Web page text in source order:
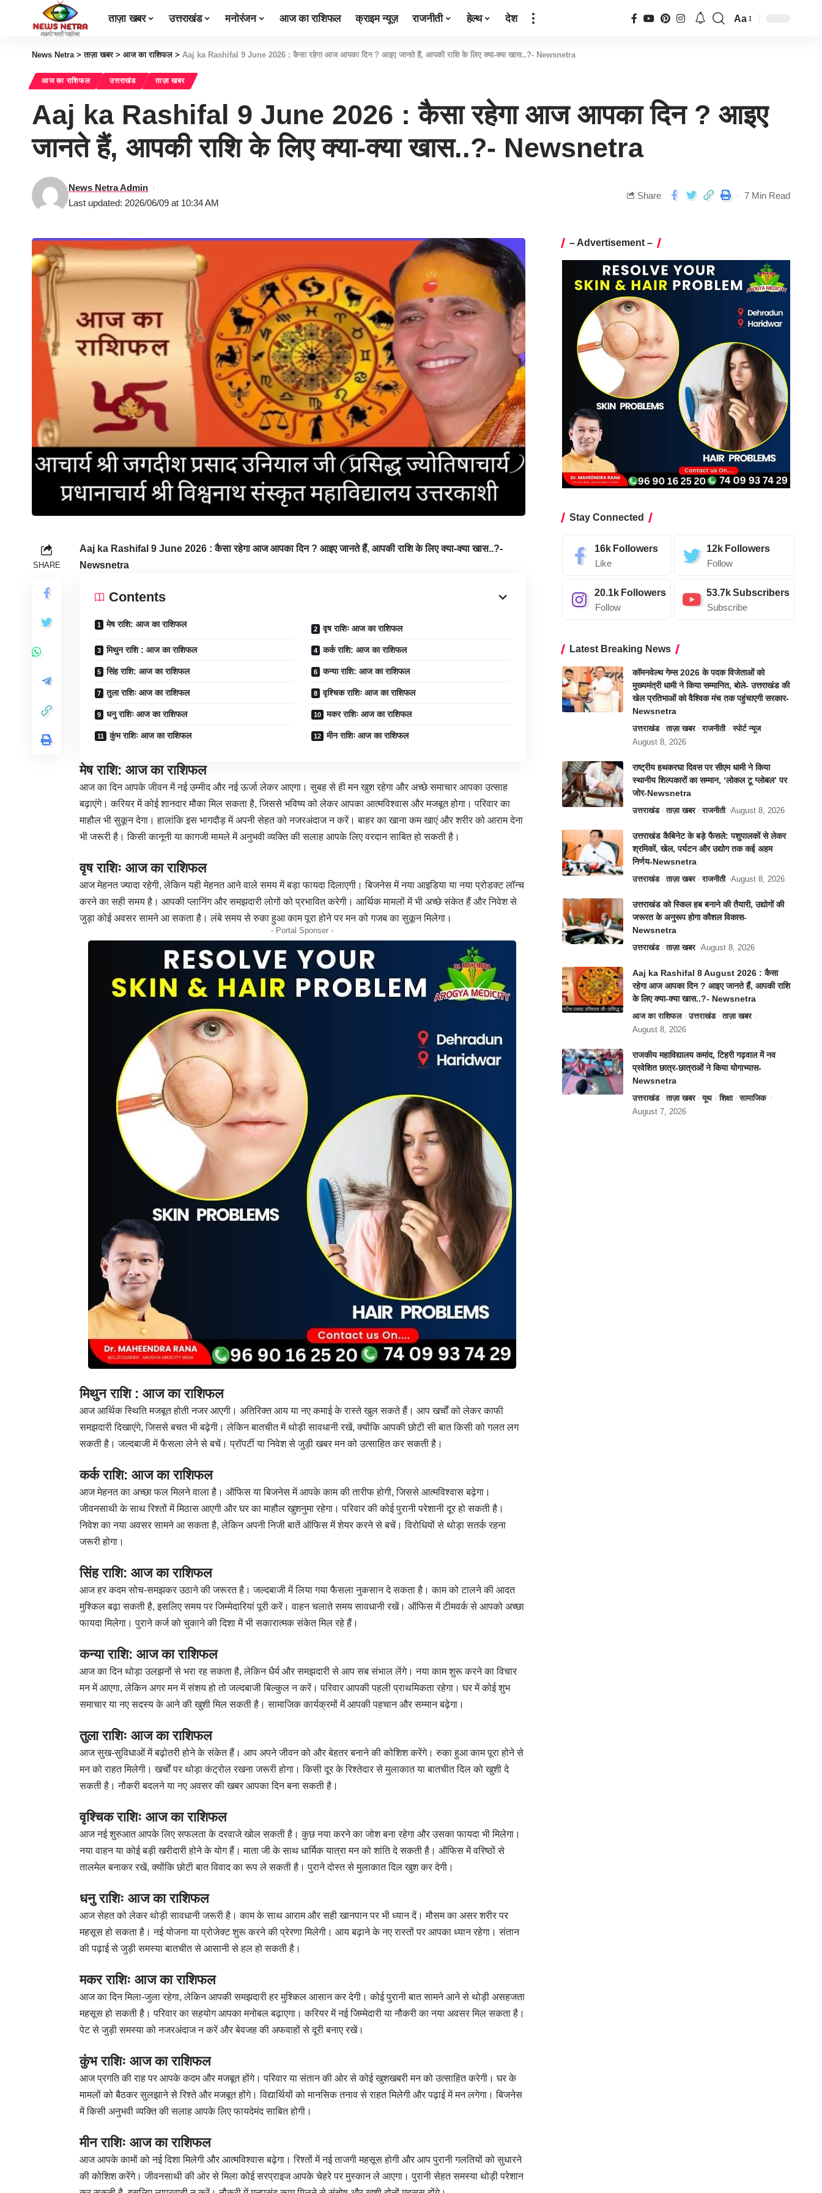
ताज़ा खबर उत्तराखंड मनोरंजन आज का राशिफल क्राइम न्यूज़ राजनीती हेल्थ देश Aa
News Netra>ताज़ा खबर> आज का राशिफल> Aaj ka Rashifal 9 June 2026 : कैसा रहेगा आज आपका दिन ? आइए जानते हैं, आपकी राशि के लिए क्या-क्या खास..?- Newsnetra
आज का राशिफल उत्तराखंड ताज़ा खबर
Aaj ka Rashifal 9 June 2026 : कैसा रहेगा आज आपका दिन ? आइए
जानते हैं, आपकी राशि के लिए क्या-क्या खास..?- Newsnetra
Last updated: 2026/06/09 at 10:34 AM
News Netra Admin
Share 7 Min Read
SHARE
Aaj ka Rashifal 9 June 2026 : कैसा रहेगा आज आपका दिन ? आइए जानते हैं, आपकी राशि के लिए क्या-क्या खास..?-
Newsnetra
Contents
मेष राशि: आज का राशिफल वृष राशिः आज का राशिफल
मिथुन राशि : आज का राशिफल कर्क राशि: आज का राशिफल
सिंह राशि: आज का राशिफल कन्या राशि: आज का राशिफल
तुला राशिः आज का राशिफल वृश्चिक राशिः आज का राशिफल
धनु राशिः आज का राशिफल मकर राशिः आज का राशिफल
कुंभ राशिः आज का राशिफल मीन राशिः आज का राशिफल
मेष राशि: आज का राशिफल
आज का दिन आपके जीवन में नई उम्मीद और नई ऊर्जा लेकर आएगा। सुबह से ही मन खुश रहेगा और अच्छे समाचार आपका उत्साह
बढ़ाएंगे। करियर में कोई शानदार मौका मिल सकता है, जिससे भविष्य को लेकर आपका आत्मविश्वास और मजबूत होगा। परिवार का
माहौल भी सुकून देगा। हालांकि इस भागदौड़ में अपनी सेहत को नजरअंदाज न करें। बाहर का खाना कम खाएं और शरीर को आराम देना
भी जरूरी है। किसी कानूनी या कागजी मामले में अनुभवी व्यक्ति की सलाह आपके लिए वरदान साबित हो सकती है।
वृष राशिः आज का राशिफल
आज मेहनत ज्यादा रहेगी, लेकिन यही मेहनत आने वाले समय में बड़ा फायदा दिलाएगी। बिजनेस में नया आइडिया या नया प्रोडक्ट लॉन्च
करने का सही समय है। आपकी प्लानिंग और समझदारी लोगों को प्रभावित करेगी। आर्थिक मामलों में भी अच्छे संकेत हैं और निवेश से
जुड़ा कोई अवसर सामने आ सकता है। लंबे समय से रुका हुआ काम पूरा होने पर मन को गजब का सुकून मिलेगा।
- Portal Sponser -
मिथुन राशि : आज का राशिफल
आज आर्थिक स्थिति मजबूत होती नजर आएगी। अतिरिक्त आय या नए कमाई के रास्ते खुल सकते हैं। आप खर्चों को लेकर काफी
समझदारी दिखाएंगे, जिससे बचत भी बढ़ेगी। लेकिन बातचीत में थोड़ी सावधानी रखें, क्योंकि आपकी छोटी सी बात किसी को गलत लग
सकती है। जल्दबाजी में फैसला लेने से बचें। प्रॉपर्टी या निवेश से जुड़ी खबर मन को उत्साहित कर सकती है।
कर्क राशि: आज का राशिफल
आज मेहनत का अच्छा फल मिलने वाला है। ऑफिस या बिजनेस में आपके काम की तारीफ होगी, जिससे आत्मविश्वास बढ़ेगा।
जीवनसाथी के साथ रिश्तों में मिठास आएगी और घर का माहौल खुशनुमा रहेगा। परिवार की कोई पुरानी परेशानी दूर हो सकती है।
निवेश का नया अवसर सामने आ सकता है, लेकिन अपनी निजी बातें ऑफिस में शेयर करने से बचें। विरोधियों से थोड़ा सतर्क रहना
जरूरी होगा।
सिंह राशि: आज का राशिफल
आज हर कदम सोच-समझकर उठाने की जरूरत है। जल्दबाजी में लिया गया फैसला नुकसान दे सकता है। काम को टालने की आदत
मुश्किल बढ़ा सकती है, इसलिए समय पर जिम्मेदारियां पूरी करें। वाहन चलाते समय सावधानी रखें। ऑफिस में टीमवर्क से आपको अच्छा
फायदा मिलेगा। पुराने कर्ज को चुकाने की दिशा में भी सकारात्मक संकेत मिल रहे हैं।
कन्या राशि: आज का राशिफल
आज का दिन थोड़ा उलझनों से भरा रह सकता है, लेकिन धैर्य और समझदारी से आप सब संभाल लेंगे। नया काम शुरू करने का विचार
मन में आएगा, लेकिन अगर मन में संशय हो तो जल्दबाजी बिल्कुल न करें। परिवार आपकी पहली प्राथमिकता रहेगा। घर में कोई शुभ
समाचार या नए सदस्य के आने की खुशी मिल सकती है। सामाजिक कार्यक्रमों में आपकी पहचान और सम्मान बढ़ेगा।
तुला राशिः आज का राशिफल
आज सुख-सुविधाओं में बढ़ोतरी होने के संकेत हैं। आप अपने जीवन को और बेहतर बनाने की कोशिश करेंगे। रुका हुआ काम पूरा होने से
मन को राहत मिलेगी। खर्चों पर थोड़ा कंट्रोल रखना जरूरी होगा। किसी दूर के रिश्तेदार से मुलाकात या बातचीत दिल को खुशी दे
सकती है। नौकरी बदलने या नए अवसर की खबर आपका दिन बना सकती है।
वृश्चिक राशिः आज का राशिफल
आज नई शुरुआत आपके लिए सफलता के दरवाजे खोल सकती है। कुछ नया करने का जोश बना रहेगा और उसका फायदा भी मिलेगा।
नया वाहन या कोई बड़ी खरीदारी होने के योग हैं। माता जी के साथ धार्मिक यात्रा मन को शांति दे सकती है। ऑफिस में वरिष्ठों से
तालमेल बनाकर रखें, क्योंकि छोटी बात विवाद का रूप ले सकती है। पुराने दोस्त से मुलाकात दिल खुश कर देगी।
धनु राशिः आज का राशिफल
आज सेहत को लेकर थोड़ी सावधानी जरूरी है। काम के साथ आराम और सही खानपान पर भी ध्यान दें। मौसम का असर शरीर पर
महसूस हो सकता है। नई योजना या प्रोजेक्ट शुरू करने की प्रेरणा मिलेगी। आय बढ़ाने के नए रास्तों पर आपका ध्यान रहेगा। संतान
की पढ़ाई से जुड़ी समस्या बातचीत से आसानी से हल हो सकती है।
मकर राशिः आज का राशिफल
आज का दिन मिला-जुला रहेगा, लेकिन आपकी समझदारी हर मुश्किल आसान कर देगी। कोई पुरानी बात सामने आने से थोड़ी असहजता
महसूस हो सकती है। परिवार का सहयोग आपका मनोबल बढ़ाएगा। करियर में नई जिम्मेदारी या नौकरी का नया अवसर मिल सकता है।
पेट से जुड़ी समस्या को नजरअंदाज न करें और बेवजह की अफवाहों से दूरी बनाए रखें।
कुंभ राशिः आज का राशिफल
आज प्रगति की राह पर आपके कदम और मजबूत होंगे। परिवार या संतान की ओर से कोई खुशखबरी मन को उत्साहित करेगी। घर के
मामलों को बैठकर सुलझाने से रिश्ते और मजबूत होंगे। विद्यार्थियों को मानसिक तनाव से राहत मिलेगी और पढ़ाई में मन लगेगा। बिजनेस
में किसी अनुभवी व्यक्ति की सलाह आपके लिए फायदेमंद साबित होगी।
मीन राशिः आज का राशिफल
आज आपके कामों को नई दिशा मिलेगी और आत्मविश्वास बढ़ेगा। रिश्तों में नई ताजगी महसूस होगी और आप पुरानी गलतियों को सुधारने
की कोशिश करेंगे। जीवनसाथी की ओर से मिला कोई सरप्राइज आपके चेहरे पर मुस्कान ले आएगा। पुरानी सेहत समस्या थोड़ी परेशान
– Advertisement –
Stay Connected
16k Followers
Like
12k Followers
Follow
20.1k Followers
Follow
53.7kSubscribers
Subscribe
Latest Breaking News
कॉमनवेल्थ गेम्स 2026 के पदक विजेताओं को
मुख्यमंत्री धामी ने किया सम्मानित, बोले- उत्तराखंड की
खेल प्रतिभाओं को वैश्विक मंच तक पहुंचाएगी सरकार-
Newsnetra
उत्तराखंड ताज़ा खबर राजनीती
स्पोर्ट न्यूज
August 8, 2026
राष्ट्रीय हथकरघा दिवस पर सीएम धामी ने किया
स्थानीय शिल्पकारों का सम्मान, ‘लोकल टू ग्लोबल’ पर
जोर-Newsnetra
उत्तराखंड ताज़ा खबर राजनीती August 8, 2026
उत्तराखंड कैबिनेट के बड़े फैसले: पशुपालकों से लेकर
श्रमिकों, खेल, पर्यटन और उद्योग तक कई अहम
निर्णय-Newsnetra
उत्तराखंड ताज़ा खबर राजनीती August 8, 2026
उत्तराखंड को स्किल हब बनाने की तैयारी, उद्योगों की
जरूरत के अनुरूप होगा कौशल विकास-
Newsnetra
उत्तराखंड ताज़ा खबर August 8, 2026
Aaj ka Rashifal 8 August 2026 : कैसा
रहेगा आज आपका दिन ? आइए जानते हैं, आपकी राशि
के लिए क्या-क्या खास..?- Newsnetra
आज का राशिफल उत्तराखंड
ताज़ा खबर
August 8, 2026
राजकीय महाविद्यालय कमांद, टिहरी गढ़वाल में नव
प्रवेशित छात्र-छात्राओं ने किया योगाभ्यास-
Newsnetra
उत्तराखंड ताज़ा खबर यूथ शिक्षा
सामाजिक
August 7, 2026